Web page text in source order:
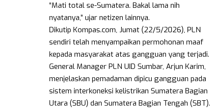
“Mati total se-Sumatera. Bakal lama nih
nyatanya,” ujar netizen lainnya.
Dikutip Kompas.com, Jumat (22/5/2026), PLN
sendiri telah menyampaikan permohonan maaf
kepada masyarakat atas gangguan yang terjadi.
General Manager PLN UID Sumbar, Arjun Karim,
menjelaskan pemadaman dipicu gangguan pada
sistem interkoneksi kelistrikan Sumatera Bagian
Utara (SBU) dan Sumatera Bagian Tengah (SBT).